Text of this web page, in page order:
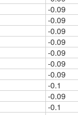
-0.09
-0.09
-0.09
-0.09
-0.09
-0.09
-0.09
-0.1
-0.09
-0.1